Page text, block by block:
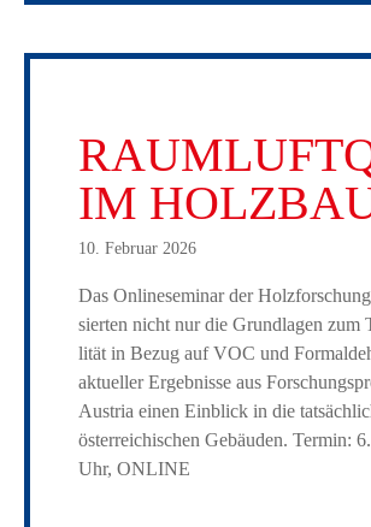
IM
10. Februar 2026
Das Online­se­minar der
sierten nicht nur die Grund­lagen
lität in Bezug auf VOC und
aktu­eller Ergeb­nisse aus
Austria einen Einblick in die
öster­rei­chi­schen Gebäuden. Termin:
Uhr, ONLINE